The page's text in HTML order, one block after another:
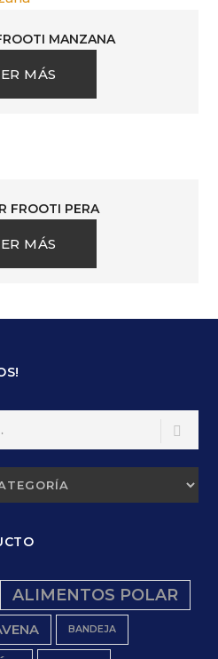
MANZANA
MÁS
FROOTI PERA
MÁS
ALIMENTOS POLAR
BANDEJA